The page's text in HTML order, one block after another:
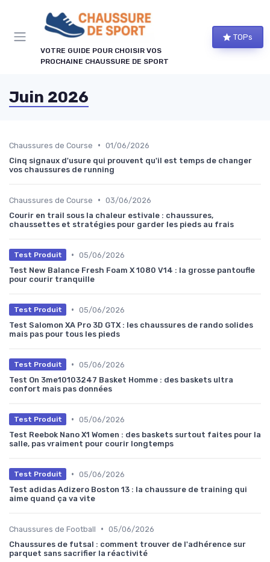
VOTRE GUIDE POUR CHOISIR VOS
PROCHAINE CHAUSSURE DE SPORT
TOPs
Juin 2026
Chaussures de Course • 01/06/2026
Cinq signaux d'usure qui prouvent qu'il est temps de changer
vos chaussures de running
Chaussures de Course • 03/06/2026
Courir en trail sous la chaleur estivale : chaussures,
chaussettes et stratégies pour garder les pieds au frais
Test Produit • 05/06/2026
Test New Balance Fresh Foam X 1080 V14 : la grosse pantoufle
pour courir tranquille
Test Produit • 05/06/2026
Test Salomon XA Pro 3D GTX : les chaussures de rando solides
mais pas pour tous les pieds
Test Produit • 05/06/2026
Test On 3me10103247 Basket Homme : des baskets ultra
confort mais pas données
Test Produit • 05/06/2026
Test Reebok Nano X1 Women : des baskets surtout faites pour la
salle, pas vraiment pour courir longtemps
Test Produit • 05/06/2026
Test adidas Adizero Boston 13 : la chaussure de training qui
aime quand ça va vite
Chaussures de Football • 05/06/2026
Chaussures de futsal : comment trouver de l'adhérence sur
parquet sans sacrifier la réactivité